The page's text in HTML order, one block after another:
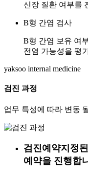
신장 질환 여부를
B형 간염 검사
B형 간염 보유 여
전염 가능성을 평
yaksoo internal medicine
검진 과정
업무 특성에 따라 변동
검진예약지정
예약을 진행합